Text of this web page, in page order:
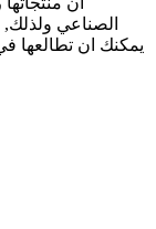
الصناعي ولذلك,
يمكنك ان تطالعها